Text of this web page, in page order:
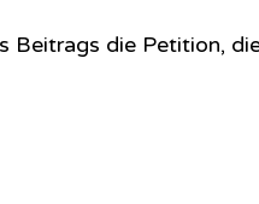
Beitrags die Petition,